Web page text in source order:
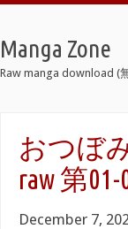
Manga Zone
Raw manga download (
おつぼ
raw 第
December 7,